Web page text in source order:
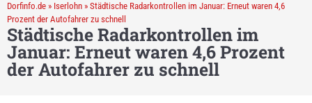
Dorfinfo.de » Iserlohn » Städtische Radarkontrollen im Januar: Erneut waren 4,6
Prozent der Autofahrer zu schnell
Städtische Radarkontrollen im
Januar: Erneut waren 4,6 Prozent
der Autofahrer zu schnell